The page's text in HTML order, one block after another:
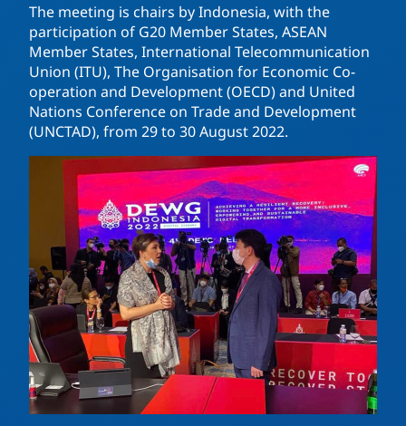
The meeting is chairs by Indonesia, with the
participation of G20 Member States, ASEAN
Member States, International Telecommunication
Union (ITU), The Organisation for Economic Co-
operation and Development (OECD) and United
Nations Conference on Trade and Development
(UNCTAD), from 29 to 30 August 2022.